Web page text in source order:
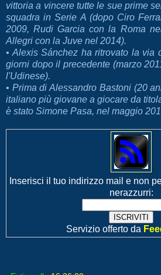
vittoria a vincere tutte le sue prime
squadra in Serie A (dopo Ciro
2009, Rudi Garcia con la Roma
Allegri con la Juve nel 2014).
• Alexis Sánchez ha ritrovato la via
giorni dopo il precedente (marzo
l'Udinese).
• Prima di Alessandro Bastoni (20
italiano più giovane a giocare da
è stato Simone Pasa, nel maggio
Inserisci il tuo indirizzo mail e non
nerazzurri:
Servizio offerto da